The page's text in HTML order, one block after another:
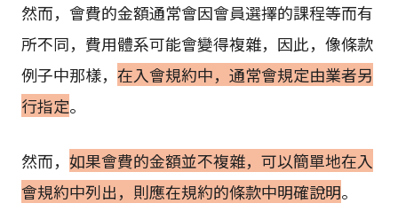
然而，會費的金額通常會因會員選擇的課程等而有
所不同，費用體系可能會變得複雜，因此，像條款
例子中那樣， 在入會規約中，通常會規定由業者另
行指定。
然而， 如果會費的金額並不複雜，可以簡單地在入
會規約中列出，則應在規約的條款中明確說明。